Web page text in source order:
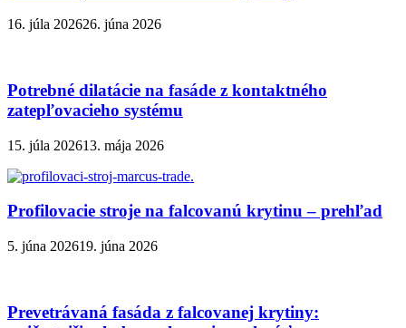
16. júla 202626. júna 2026
Potrebné dilatácie na fasáde z kontaktného
zatepľovacieho systému
15. júla 202613. mája 2026
Profilovacie stroje na falcovanú krytinu – prehľad
5. júna 202619. júna 2026
Prevetrávaná fasáda z falcovanej krytiny: